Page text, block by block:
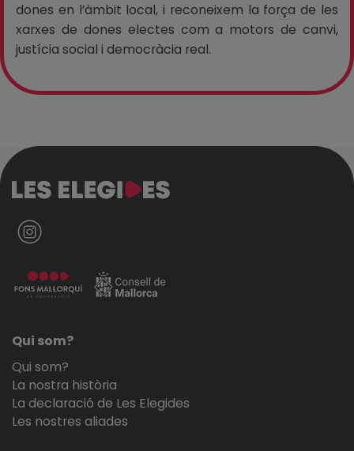
dones en l’àmbit local, i reconeixem la força de les
xarxes de dones electes com a motors de canvi,
justícia social i democràcia real.
Qui som?
Qui som?
La nostra història
La declaració de Les Elegides
Les nostres aliades